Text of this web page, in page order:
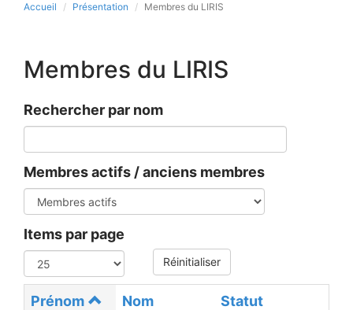
Accueil Présentation Membres du LIRIS
Membres du LIRIS
Rechercher par nom
Membres actifs / anciens membres
Items par page
Réinitialiser
Prénom Nom Statut